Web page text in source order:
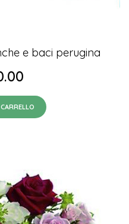
e baci perugina